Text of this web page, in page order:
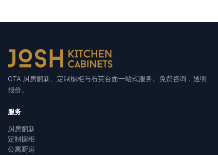
GTA 厨房翻新、定制橱柜与石英台面一站式服务。免费咨询，透明
报价。
服务
厨房翻新
定制橱柜
公寓厨房